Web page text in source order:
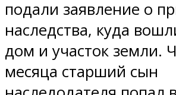
подали заявление о
наследства, куда
дом и участок земли.
месяца старший сын